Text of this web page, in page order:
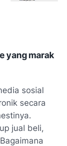
yang marak
sosial
secara
jual beli,